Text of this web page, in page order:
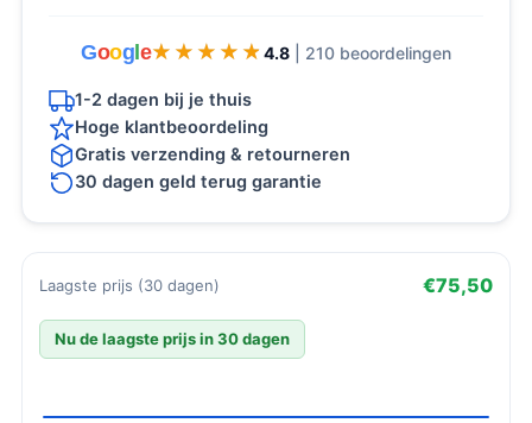
Goog e★★★★★
★★★★★ 4.8 | 210 beoordelingen
1-2 dagen bij je thuis
Hoge klantbeoordeling
Gratis verzending & retourneren
30 dagen geld terug garantie
Laagste prijs (30 dagen) €75,50
Nu de laagste prijs in 30 dagen